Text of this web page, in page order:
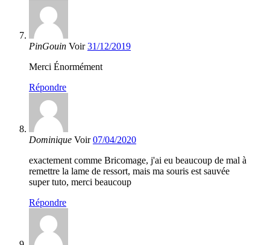
PinGouin Voir 31/12/2019
Merci Énormément
Répondre
Dominique Voir 07/04/2020
exactement comme Bricomage, j'ai eu beaucoup de mal à
remettre la lame de ressort, mais ma souris est sauvée
super tuto, merci beaucoup
Répondre